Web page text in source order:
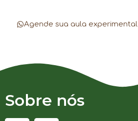
Agende sua aula experimental
Sobre nós